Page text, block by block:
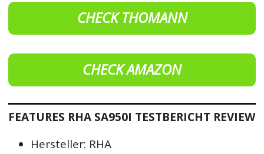
CHECK THOMANN
CHECK AMAZON
FEATURES RHA SA950I TESTBERICHT REVIEW
Hersteller: RHA